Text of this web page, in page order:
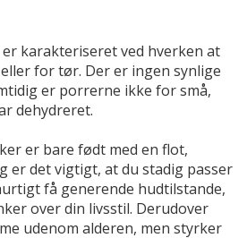
karakteriseret ved hverken at
for tør. Der er ingen synlige
er porrerne ikke for små,
dehydreret.
er bare født med en flot,
er det vigtigt, at du stadig passer
få generende hudtilstande,
over din livsstil. Derudover
udenom alderen, men styrker